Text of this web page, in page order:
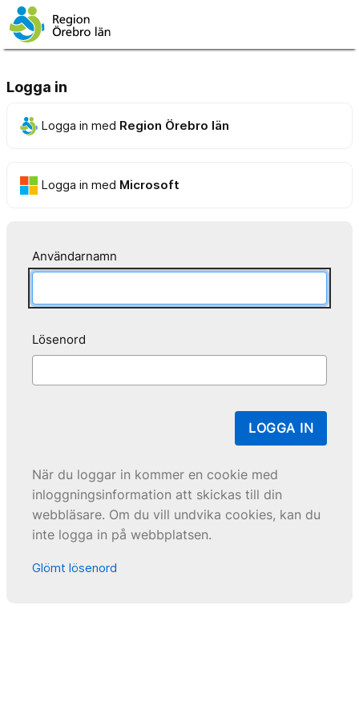
Logga in
Logga in med Region Örebro län
Logga in med Microsoft
Användarnamn
Lösenord
LOGGA IN
När du loggar in kommer en cookie med
inloggningsinformation att skickas till din
webbläsare. Om du vill undvika cookies, kan du
inte logga in på webbplatsen.
Glömt lösenord